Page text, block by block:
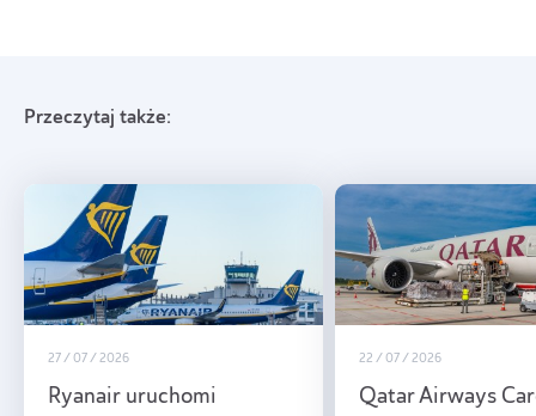
Przeczytaj także:
27 / 07 / 2026
Ryanair uruchomi
22 / 07 / 2026
Qatar Airways